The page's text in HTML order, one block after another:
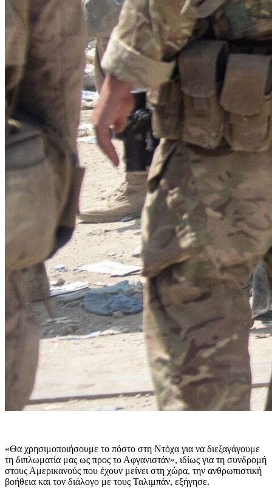
«Θα χρησιμοποιήσουμε το πόστο στη Ντόχα για να διεξαγάγουμε
τη διπλωματία μας ως προς το Αφγανιστάν», ιδίως για τη συνδρομή
στους Αμερικανούς που έχουν μείνει στη χώρα, την ανθρωπιστική
βοήθεια και τον διάλογο με τους Ταλιμπάν, εξήγησε.